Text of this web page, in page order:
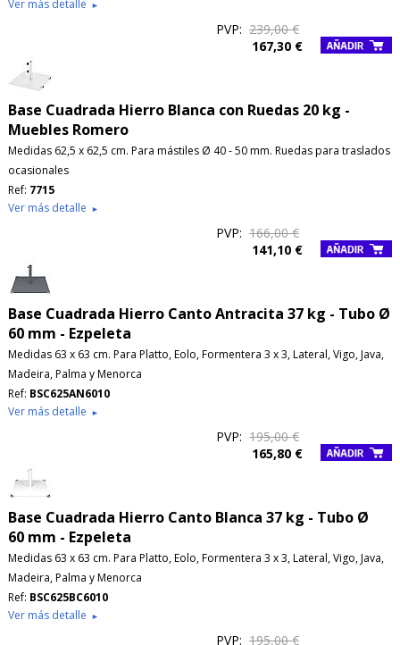
Ver más detalle ►
PVP: 239,00 €
167,30 €
Base Cuadrada Hierro Blanca con Ruedas 20 kg -
Muebles Romero
Medidas 62,5 x 62,5 cm. Para mástiles Ø 40 - 50 mm. Ruedas para traslados
ocasionales
Ref: 7715
Ver más detalle ►
PVP: 166,00 €
141,10 €
Base Cuadrada Hierro Canto Antracita 37 kg - Tubo Ø
60 mm - Ezpeleta
Medidas 63 x 63 cm. Para Platto, Eolo, Formentera 3 x 3, Lateral, Vigo, Java,
Madeira, Palma y Menorca
Ref: BSC625AN6010
Ver más detalle ►
PVP: 195,00 €
165,80 €
Base Cuadrada Hierro Canto Blanca 37 kg - Tubo Ø
60 mm - Ezpeleta
Medidas 63 x 63 cm. Para Platto, Eolo, Formentera 3 x 3, Lateral, Vigo, Java,
Madeira, Palma y Menorca
Ref: BSC625BC6010
Ver más detalle ►
PVP: 195,00 €